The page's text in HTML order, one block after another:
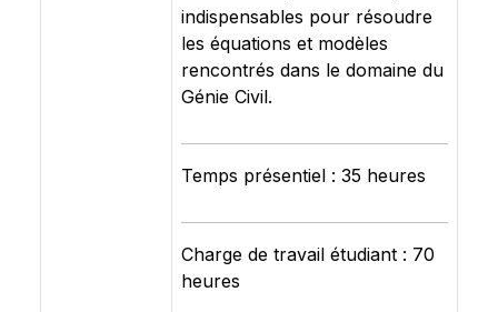
indispensables pour résoudre
les équations et modèles
rencontrés dans le domaine du
Génie Civil.
Temps présentiel : 35 heures
Charge de travail étudiant : 70
heures